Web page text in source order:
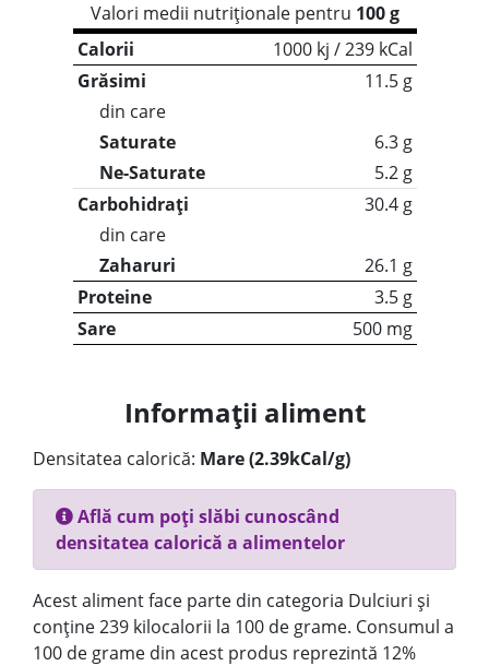
Valori medii nutriționale pentru 100 g
Calorii
1000 kj / 239 kCal
Grăsimi
11.5 g
din care
Saturate
6.3 g
Ne-Saturate
5.2 g
Carbohidrați
30.4 g
din care
Zaharuri
26.1 g
Proteine
3.5 g
Sare
500 mg
Informații aliment
Densitatea calorică: Mare (2.39kCal/g)
Află cum poți slăbi cunoscând
densitatea calorică a alimentelor
Acest aliment face parte din categoria Dulciuri și
conține 239 kilocalorii la 100 de grame. Consumul a
100 de grame din acest produs reprezintă 12%